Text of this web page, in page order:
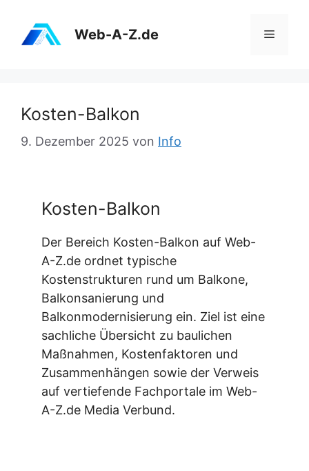
Inhalt
springen
Web-A-Z.de Menü
Kosten-Balkon
9. Dezember 2025 von Info
Kosten-Balkon
Der Bereich Kosten-Balkon auf Web-
A-Z.de ordnet typische
Kostenstrukturen rund um Balkone,
Balkonsanierung und
Balkonmodernisierung ein. Ziel ist eine
sachliche Übersicht zu baulichen
Maßnahmen, Kostenfaktoren und
Zusammenhängen sowie der Verweis
auf vertiefende Fachportale im Web-
A-Z.de Media Verbund.